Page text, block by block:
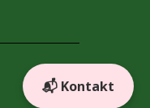
📬 Kontakt